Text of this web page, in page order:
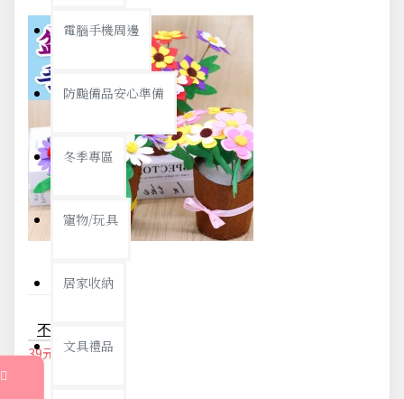
電腦手機周邊
防颱備品安心準備
冬季專區
寵物/玩具
居家收納
文具禮品
39元 41元